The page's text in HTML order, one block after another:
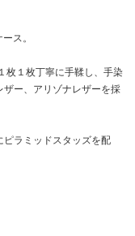
ス。
枚１枚丁寧に手鞣し、手染
ー、アリゾナレザーを採
ラミッドスタッズを配